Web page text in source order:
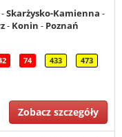
-Skarżysko-Kamienna -
- Konin - Poznań
74 433 473
Zobacz szczegóły